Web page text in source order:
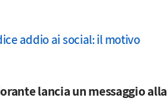
addio ai social: il motivo
lancia un messaggio alla